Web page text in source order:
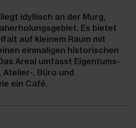
idyllisch an der Murg,
Es bietet
auf kleinem Raum mit
einmaligen historischen
Areal umfasst Eigentums-
, Büro und
ein Café.